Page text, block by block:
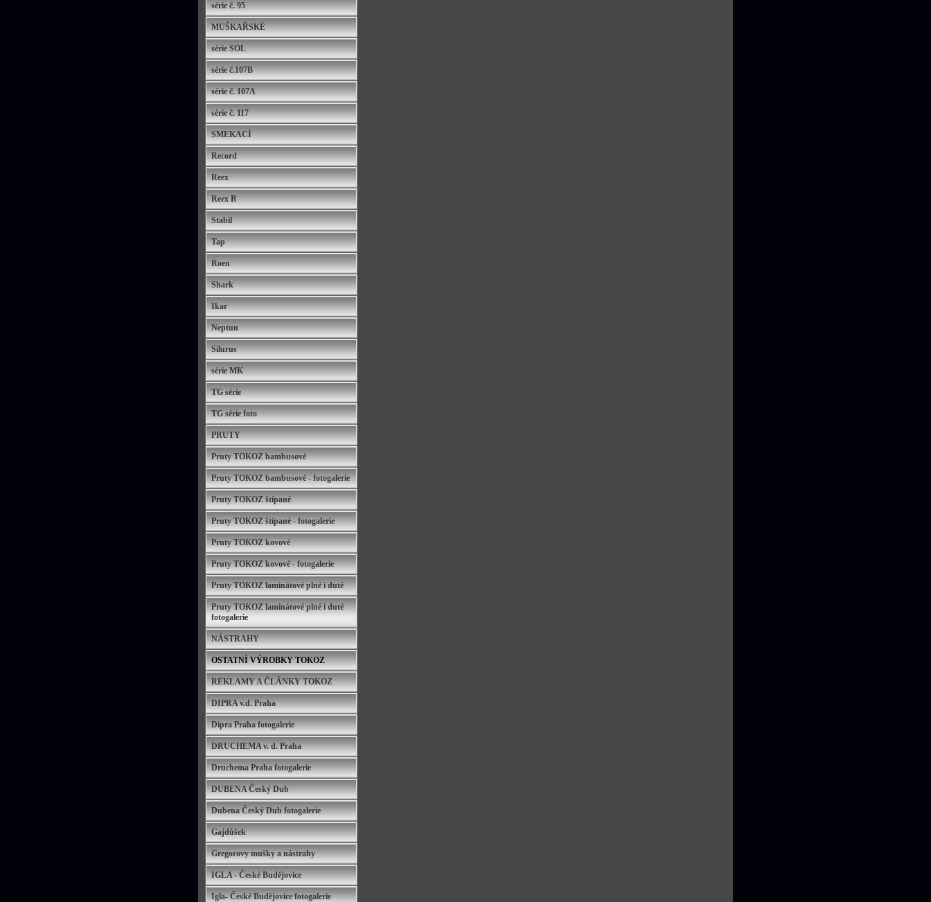
série č. 95
MUŠKAŘSKÉ
série SOL
série č.107B
série č. 107A
série č. 117
SMEKACÍ
Record
Reex
Reex B
Stabil
Tap
Roen
Shark
Ikar
Neptun
Silurus
série MK
TG série
TG série foto
PRUTY
Pruty TOKOZ bambusové
Pruty TOKOZ bambusové - fotogalerie
Pruty TOKOZ štípané
Pruty TOKOZ štípané - fotogalerie
Pruty TOKOZ kovové
Pruty TOKOZ kovové - fotogalerie
Pruty TOKOZ laminátové plné i duté
Pruty TOKOZ laminátové plné i duté
fotogalerie
NÁSTRAHY
OSTATNÍ VÝROBKY TOKOZ
REKLAMY A ČLÁNKY TOKOZ
DIPRA v.d. Praha
Dipra Praha fotogalerie
DRUCHEMA v. d. Praha
Druchema Praha fotogalerie
DUBENA Český Dub
Dubena Český Dub fotogalerie
Gajdůšek
Gregorovy mušky a nástrahy
IGLA - České Budějovice
Igla- České Budějovice fotogalerie